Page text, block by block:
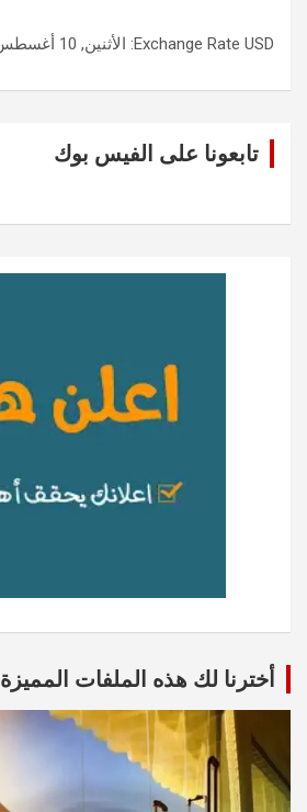
Exchange Rate USD : الأثنين, 10 أغسطس.
تابعونا على الفيس بوك
أخترنا لك هذه الملفات المميزة